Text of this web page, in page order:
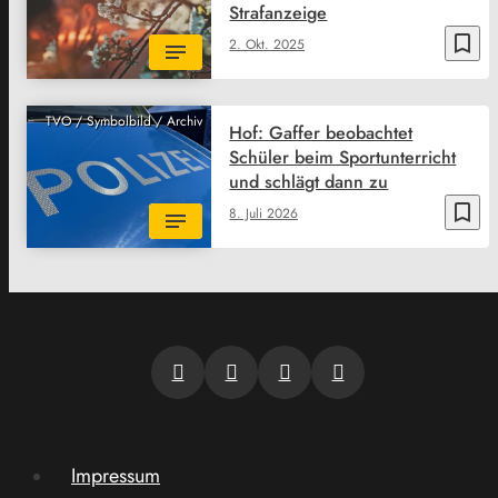
bookmark_border
2. Okt. 2025
Strafanzeige
TVO / Symbolbild / Archiv
bookmark_border
8. Juli 2026
Hof: Gaffer beobachtet
Schüler beim Sportunterricht
und schlägt dann zu
Impressum